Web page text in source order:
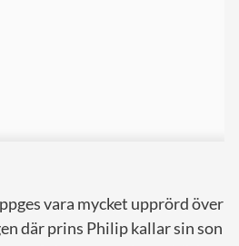
vara mycket upprörd över
där prins Philip kallar sin son